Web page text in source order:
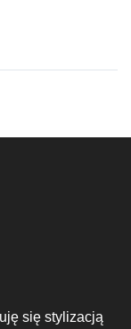
się stylizacją